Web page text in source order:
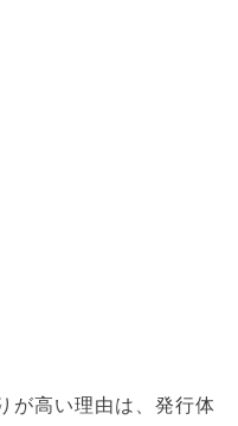
が高い理由は、発行体